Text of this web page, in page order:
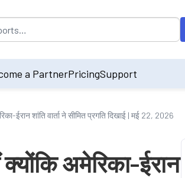
on accessing the input field. On
a PartnerPricingSupport
शांति वार्ता ने सीमित प्रगति दिखाई | मई 22, 2026
अमेरिका-ईरान